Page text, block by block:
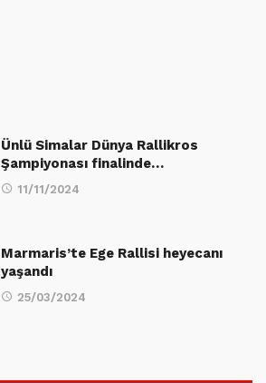
Ünlü Simalar Dünya Rallikros
Şampiyonası finalinde…
11/11/2024
Marmaris’te Ege Rallisi heyecanı
yaşandı
25/03/2024